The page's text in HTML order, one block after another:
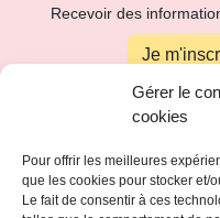
Gérer le
cookies
Pour offrir les meilleures
que les cookies pour stocker et/
Le fait de consentir à ces
Recevoir des
Je
© 2026 Comité de la Saint-
- Création :Pagin'Up
L'abus d'alcool est